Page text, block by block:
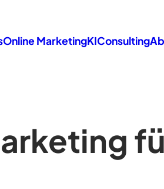
Online MarketingKIConsulting